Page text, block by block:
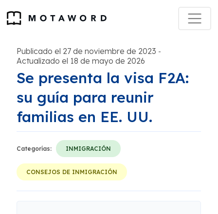
Publicado el 27 de noviembre de 2023 -
Actualizado el 18 de mayo de 2026
Se presenta la visa F2A:
su guía para reunir
familias en EE. UU.
Categorías: INMIGRACIÓN
CONSEJOS DE INMIGRACIÓN